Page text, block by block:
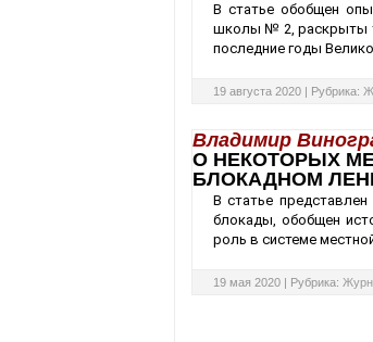
В статье обобщен
школы № 2, раскрыты
последние годы
19 августа 2020 | Рубрика:
Владимир
О НЕКОТОРЫХ
БЛОКАДНОМ
В статье
блокады, обобщен
роль в системе
19 мая 2020 | Рубрика: